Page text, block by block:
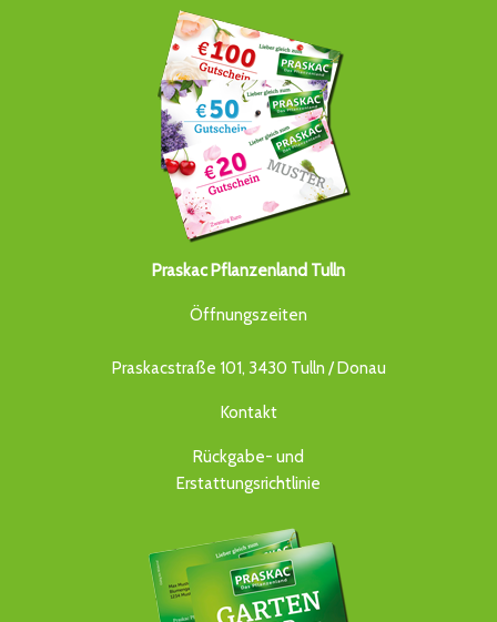
Praskac Pflanzenland Tulln
Öffnungszeiten
Praskacstraße 101, 3430 Tulln / Donau
Kontakt
Rückgabe- und
Erstattungsrichtlinie